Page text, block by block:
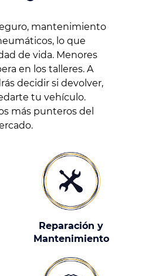
mantenimiento
lo que
de vida. Menores
en los talleres. A
decidir si devolver,
tu vehículo.
más punteros del
Reparación y
Mantenimiento